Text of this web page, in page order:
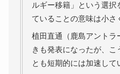
ルギー移籍」という選択
ていることの意味は小さ
植田直通（鹿島アントラ
きも発表になったが、こ
とも短期的には加速して